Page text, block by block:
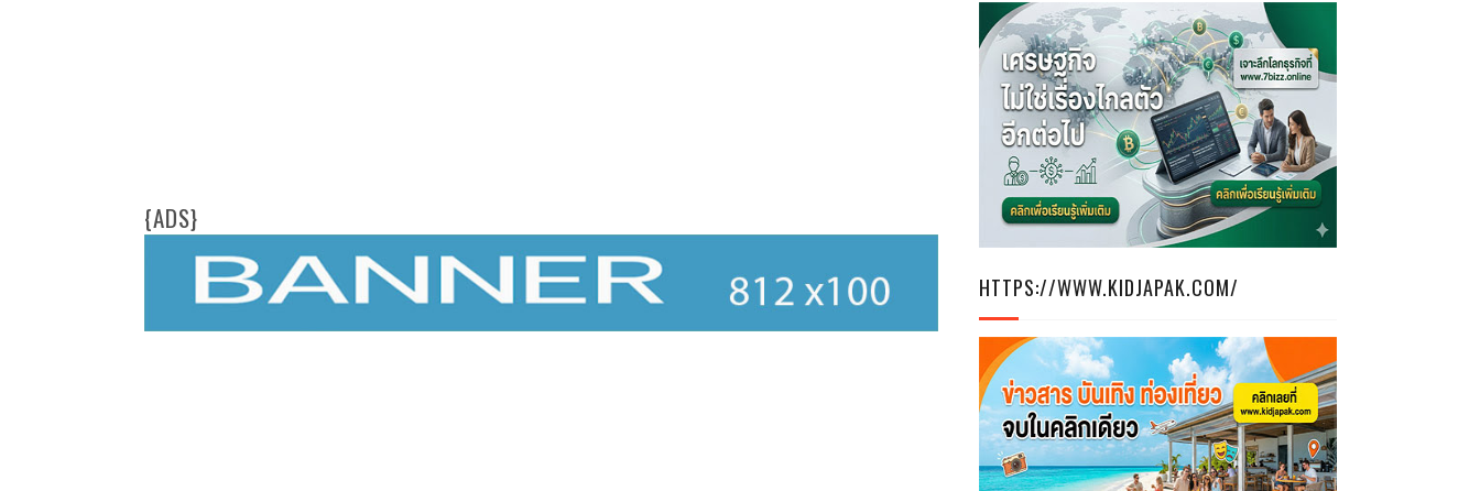
{ADS}
HTTPS://WWW.KIDJAPAK.COM/